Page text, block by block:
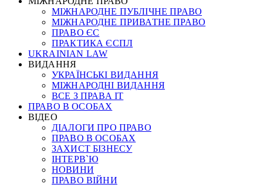
МІЖНАРОДНЕ ПУБЛІЧНЕ ПРАВО
МІЖНАРОДНЕ ПРИВАТНЕ ПРАВО
ПРАВО ЄС
ПРАКТИКА ЄСПЛ
UKRAINIAN LAW
ВИДАННЯ
УКРАЇНСЬКІ ВИДАННЯ
МІЖНАРОДНІ ВИДАННЯ
ВСЕ З ПРАВА ІТ
ПРАВО В ОСОБАХ
ВІДЕО
ДІАЛОГИ ПРО ПРАВО
ПРАВО В ОСОБАХ
ЗАХИСТ БІЗНЕСУ
ІНТЕРВ`Ю
НОВИНИ
ПРАВО ВІЙНИ